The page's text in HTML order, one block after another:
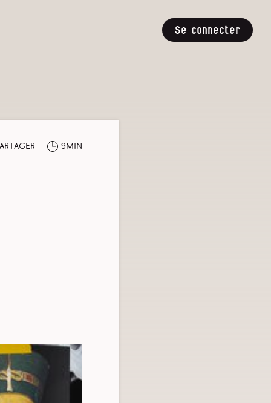
Se connecter
9min